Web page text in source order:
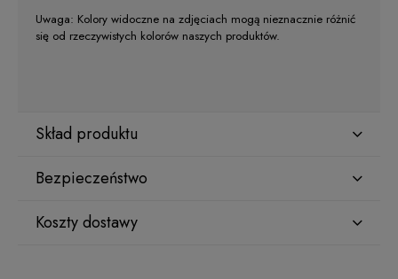
Uwaga: Kolory widoczne na zdjęciach mogą nieznacznie różnić
się od rzeczywistych kolorów naszych produktów.
Skład produktu
Bezpieczeństwo
Producent
Koszty dostawy